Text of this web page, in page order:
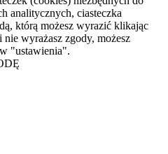
analitycznych, ciasteczka
którą możesz wyrazić klikając
wyrażasz zgody, możesz
"ustawienia".